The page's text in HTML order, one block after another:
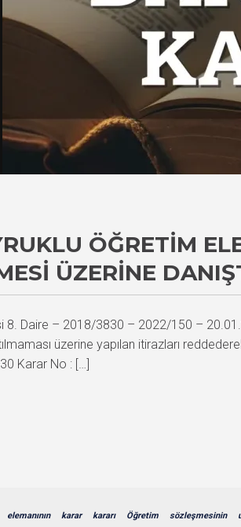
ÖĞRETIM
ÜZERINE
8. Daire – 2018/3830 – 2022/150 –
üzerine yapılan itirazları
Karar No : […]
elemanının karar kararı Öğretim sözleşmesinin